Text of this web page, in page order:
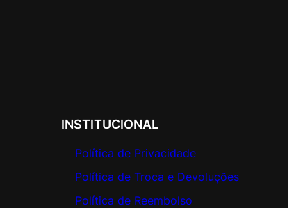
INSTITUCIONAL
Política de Privacidade
Política de Troca e Devoluções
Política de Reembolso